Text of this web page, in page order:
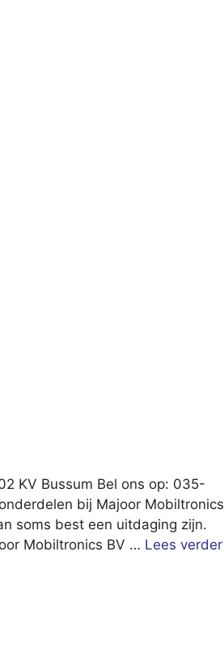
KV Bussum Bel ons op: 035-
bij Majoor Mobiltronics
soms best een uitdaging zijn.
Mobiltronics BV … Lees verder